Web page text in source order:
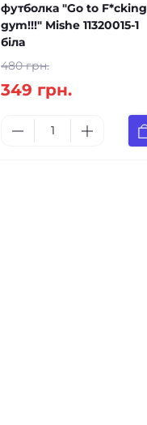
футболка "Go to F*cking
gym!!!" Mishe 11320015-1
біла
480 грн.
349 грн.